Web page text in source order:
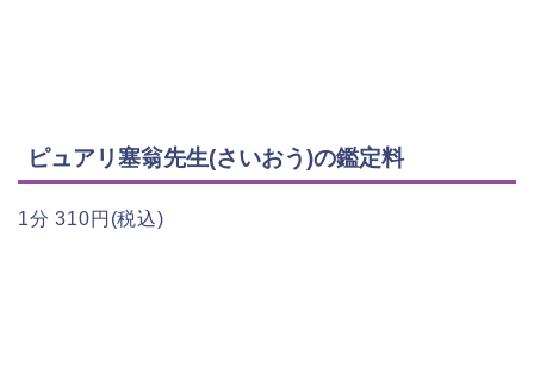
ピュアリ塞翁先生(さいおう)の鑑定料
1分 310円(税込)